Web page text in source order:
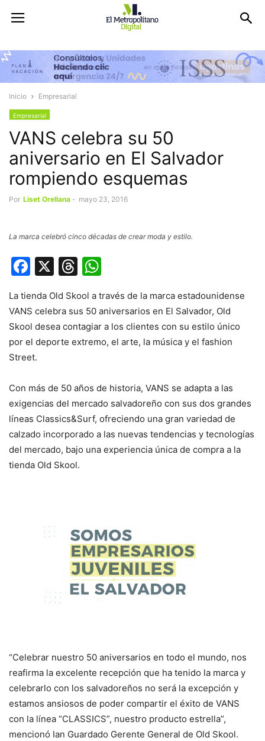
Inicio Empresarial
Empresarial
VANS celebra su 50
aniversario en El Salvador
rompiendo esquemas
Por Liset Orellana - mayo 23, 2016
La marca celebró cinco décadas de crear moda y estilo.
Facebook
X Threads
La tienda Old Skool a través de la marca estadounidense
VANS celebra sus 50 aniversarios en El Salvador, Old
Skool desea contagiar a los clientes con su estilo único
por el deporte extremo, el arte, la música y el fashion
Street.
Con más de 50 años de historia, VANS se adapta a las
exigencias del mercado salvadoreño con sus dos grandes
líneas Classics&Surf, ofreciendo una gran variedad de
calzado incorporado a las nuevas tendencias y tecnologías
del mercado, bajo una experiencia única de compra a la
tienda Old Skool.
“Celebrar nuestro 50 aniversarios en todo el mundo, nos
reafirma la excelente recepción que ha tenido la marca y
celebrarlo con los salvadoreños no será la excepción y
estamos ansiosos de poder compartir el éxito de VANS
con la línea “CLASSICS”, nuestro producto estrella”,
mencionó Ian Guardado Gerente General de Old Skool.